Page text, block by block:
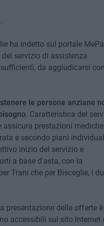
ha indetto sul portale MePa
servizio di assistenza
da aggiudicarsi
le persone anziane
. Caratteristica del
prestazioni mediche,
e secondo piani
inizio del servizio e
a base d'asta, con la
Trani che per Bisceglie, i
presentazione delle offerte è
accessibili sul sito Internet